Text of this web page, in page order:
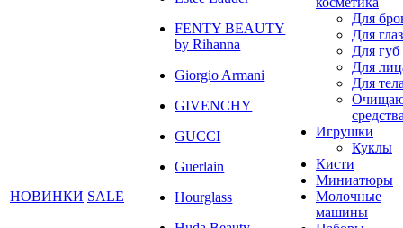
НОВИНКИ SALE
FENTY BEAUTY
by Rihanna
Giorgio Armani
GIVENCHY
GUCCI
Guerlain
Hourglass
Для
Для глаз
Для губ
Для
Для
Игрушки
Куклы
Кисти
Миниатюры
Молочные
машины